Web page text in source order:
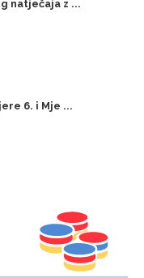
natječaja z ...
6. i Mje ...